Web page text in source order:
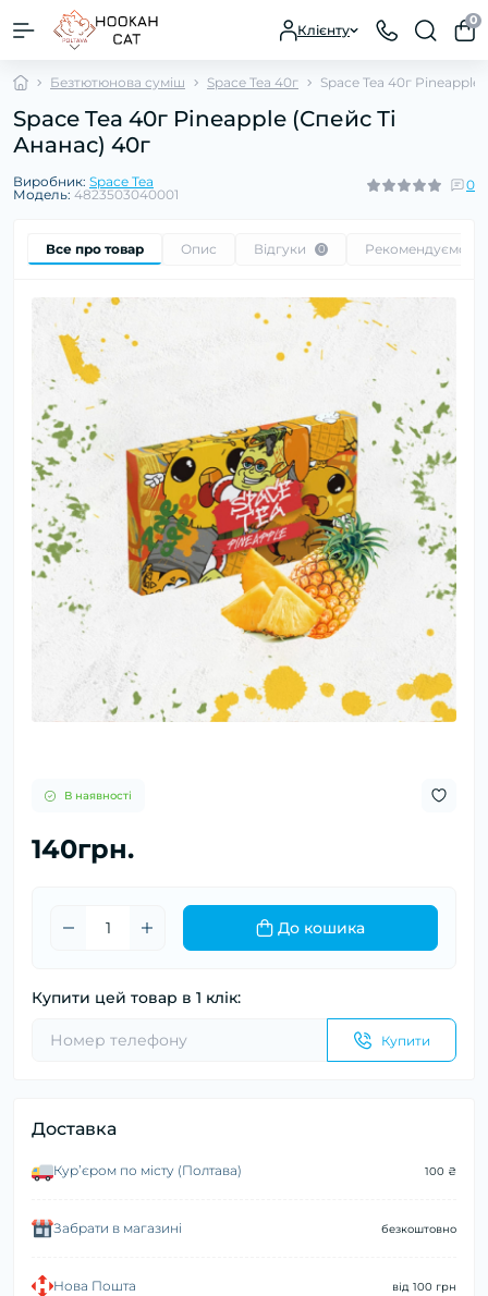
Клієнту
0
Безтютюнова суміш Space Tea 40г Space Tea 40г Pineapple
Space Tea 40г Pineapple (Спейс Ті
Ананас) 40г
Виробник: Space Tea
Модель: 4823503040001
0
Все про товар Опис Відгуки 0 Рекомендуємо
В наявності
140грн.
До кошика
Купити цей товар в 1 клік:
Купити
Доставка
Курʼєром по місту (Полтава) 100 ₴
Забрати в магазині безкоштовно
Нова Пошта від 100 грн